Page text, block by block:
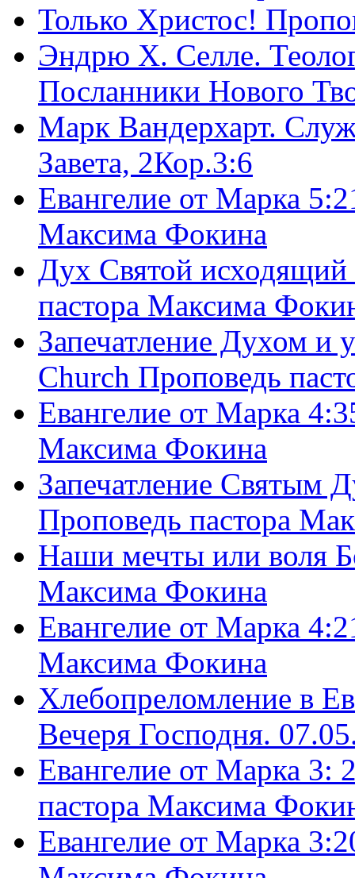
Только Христос!
Эндрю Х. Селле.
Посланники Нового
Марк Вандерхарт.
Завета, 2Кор.3:6
Евангелие от Марка
Максима Фокина
Дух Святой
пастора Максима
Запечатление Духом и
Church Проповедь
Евангелие от Марка
Максима Фокина
Запечатление Святым
Проповедь пастора
Наши мечты или воля
Максима Фокина
Евангелие от Марка
Максима Фокина
Хлебопреломление в
Вечеря Господня.
Евангелие от Марка 3:
пастора Максима
Евангелие от Марка